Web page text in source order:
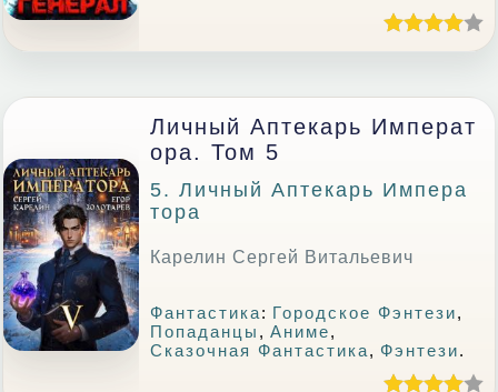
Личный Аптекарь Императ
Ора. Том 5
5. Личный Аптекарь Импера
Тора
Карелин Сергей Витальевич
Фантастика: Городское Фэнтези,
Попаданцы ,Аниме,
Сказочная Фантастика, Фэнтези.